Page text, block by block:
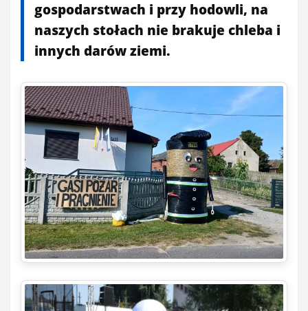
gospodarstwach i przy hodowli, na
naszych stołach nie brakuje chleba i
innych darów ziemi.